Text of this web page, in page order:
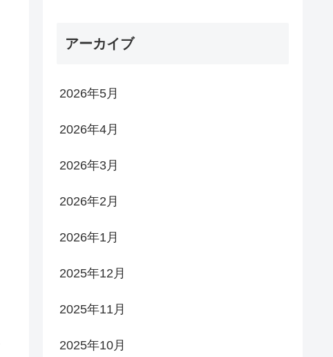
アーカイブ
2026年5月
2026年4月
2026年3月
2026年2月
2026年1月
2025年12月
2025年11月
2025年10月